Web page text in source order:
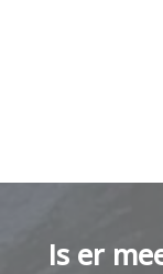
Is er